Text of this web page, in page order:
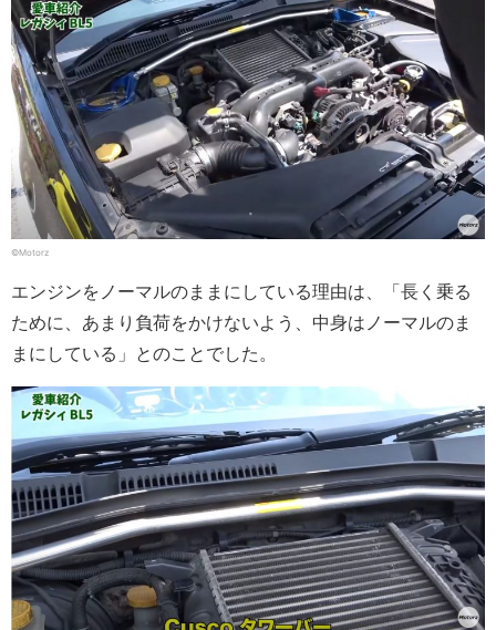
©Motorz
エンジンをノーマルのままにしている理由は、「長く乗る
ために、あまり負荷をかけないよう、中身はノーマルのま
まにしている」とのことでした。